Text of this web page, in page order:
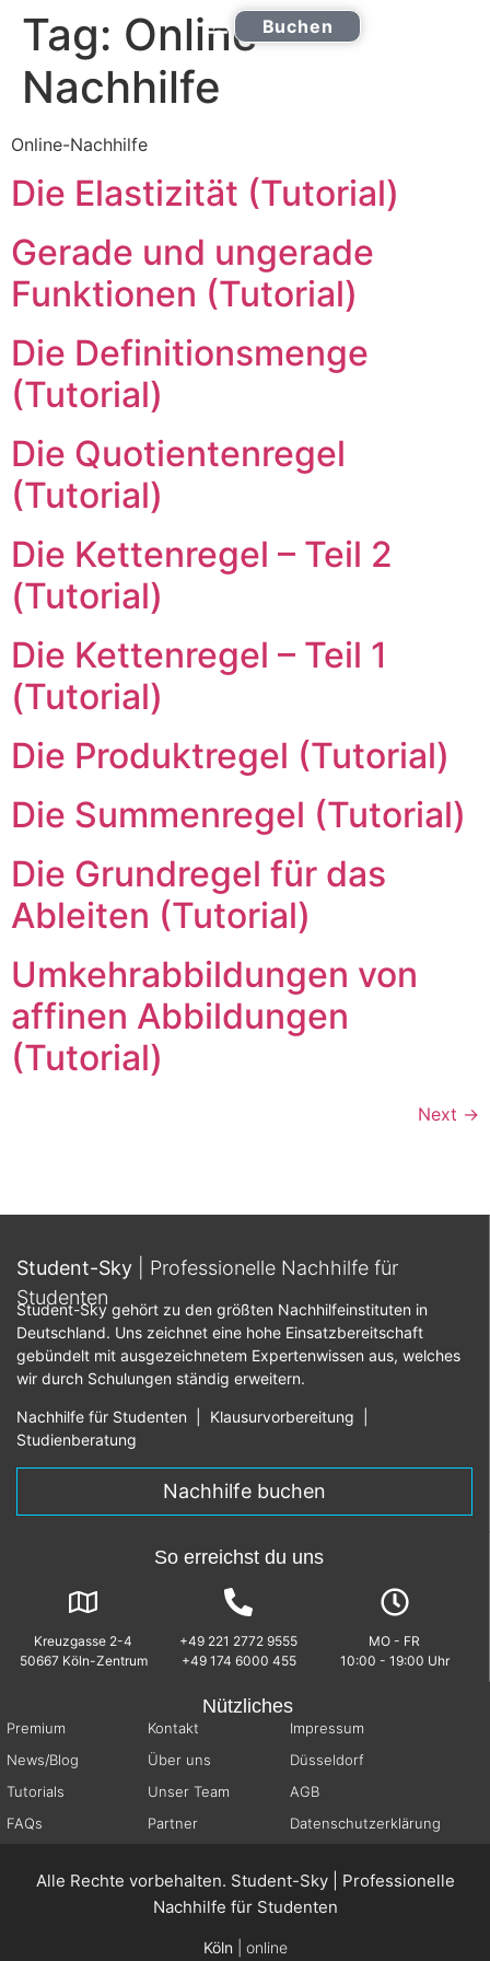
Buchen
Tag: Online-
Nachhilfe
Online-Nachhilfe
Die Elastizität (Tutorial)
Gerade und ungerade
Funktionen (Tutorial)
Die Definitionsmenge
(Tutorial)
Die Quotientenregel
(Tutorial)
Die Kettenregel – Teil 2
(Tutorial)
Die Kettenregel – Teil 1
(Tutorial)
Die Produktregel (Tutorial)
Die Summenregel (Tutorial)
Die Grundregel für das
Ableiten (Tutorial)
Umkehrabbildungen von
affinen Abbildungen
(Tutorial)
Next →
Student-Sky
| Professionelle Nachhilfe für
Studenten
Student-Sky gehört zu den größten Nachhilfeinstituten in
Deutschland. Uns zeichnet eine hohe Einsatzbereitschaft
gebündelt mit ausgezeichnetem Expertenwissen aus, welches
wir durch Schulungen ständig erweitern.
Nachhilfe für Studenten Klausurvorbereitung
Studienberatung
Nachhilfe buchen
So erreichst du uns
Kreuzgasse 2-4
50667 Köln-Zentrum
+49 221 2772 9555
+49 174 6000 455
MO - FR
10:00 - 19:00 Uhr
Nützliches
Premium
News/Blog
Tutorials
FAQs
Kontakt
Über uns
Unser Team
Partner
Impressum
Düsseldorf
AGB
Datenschutzerklärung
Alle Rechte vorbehalten. Student-Sky | Professionelle
Nachhilfe für Studenten
Köln | online